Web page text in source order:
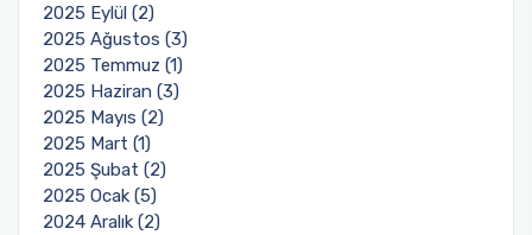
2025 Eylül (2)
2025 Ağustos (3)
2025 Temmuz (1)
2025 Haziran (3)
2025 Mayıs (2)
2025 Mart (1)
2025 Şubat (2)
2025 Ocak (5)
2024 Aralık (2)
Etik İlke ve Kurallarımız
Basında Fakültemiz
Dekana Mesaj İletişim Formu
Değişim Programları
Yönetmelik ve Yönergeler
Diş Hekimliği Fakültesi Öğrenci Topluluğu
Öğrenci İletişim Formu
İstenmeyen Olay Bildirim Sistemi
Akdeniz Üniversitesi Kurumsal Kimlik Kılavuzu
Sağlık Bakanlığı Sağlıkta Kalite Standartları